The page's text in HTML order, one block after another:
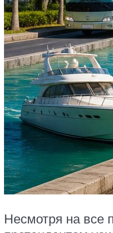
Несмотря на все